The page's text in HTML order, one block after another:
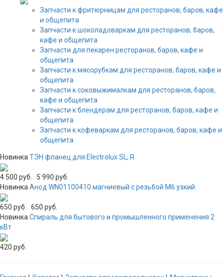
Запчасти к фритюрницам для ресторанов, баров, кафе
и общепита
Запчасти к шоколадоваркам для ресторанов, баров,
кафе и общепита
Запчасти для пекарен ресторанов, баров, кафе и
общепита
Запчасти к мясорубкам для ресторанов, баров, кафе и
общепита
Запчасти к соковыжималкам для ресторанов, баров,
кафе и общепита
Запчасти к блендерам для ресторанов, баров, кафе и
общепита
Запчасти к кофеваркам для ресторанов, баров, кафе и
общепита
Новинка ТЭН фланец для Electrolux SL, R
4 500 руб.
5 990 руб.
Новинка Анод WN01100410 магниевый с резьбой М6 узкий
650 руб.
650 руб.
Новинка Спираль для бытового и промышленного применения 2
кВт
420 руб.